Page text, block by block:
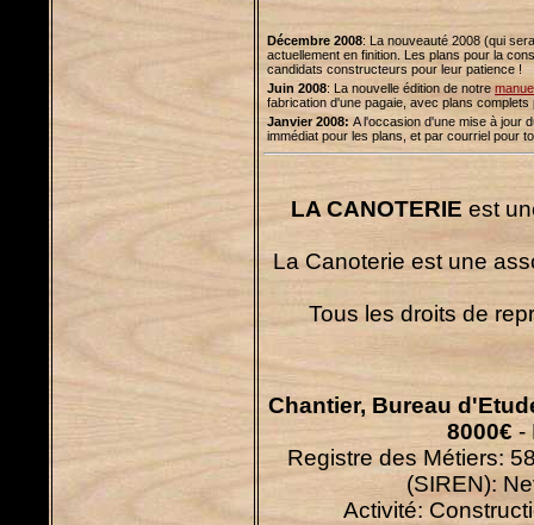
Décembre 2008: La nouveauté 2008 (qui
actuellement en finition. Les plans pour la
candidats constructeurs pour leur patience !
Juin 2008: La nouvelle édition de notre
fabrication d'une pagaie, avec plans
Janvier 2008: A l'occasion d'une mise à jour
immédiat pour les plans, et par courriel pour
LA CANOTERIE est
La Canoterie est une
Tous les droits de
Chantier, Bureau
8000€ -
Registre des Métiers:
(SIREN):
Activité: